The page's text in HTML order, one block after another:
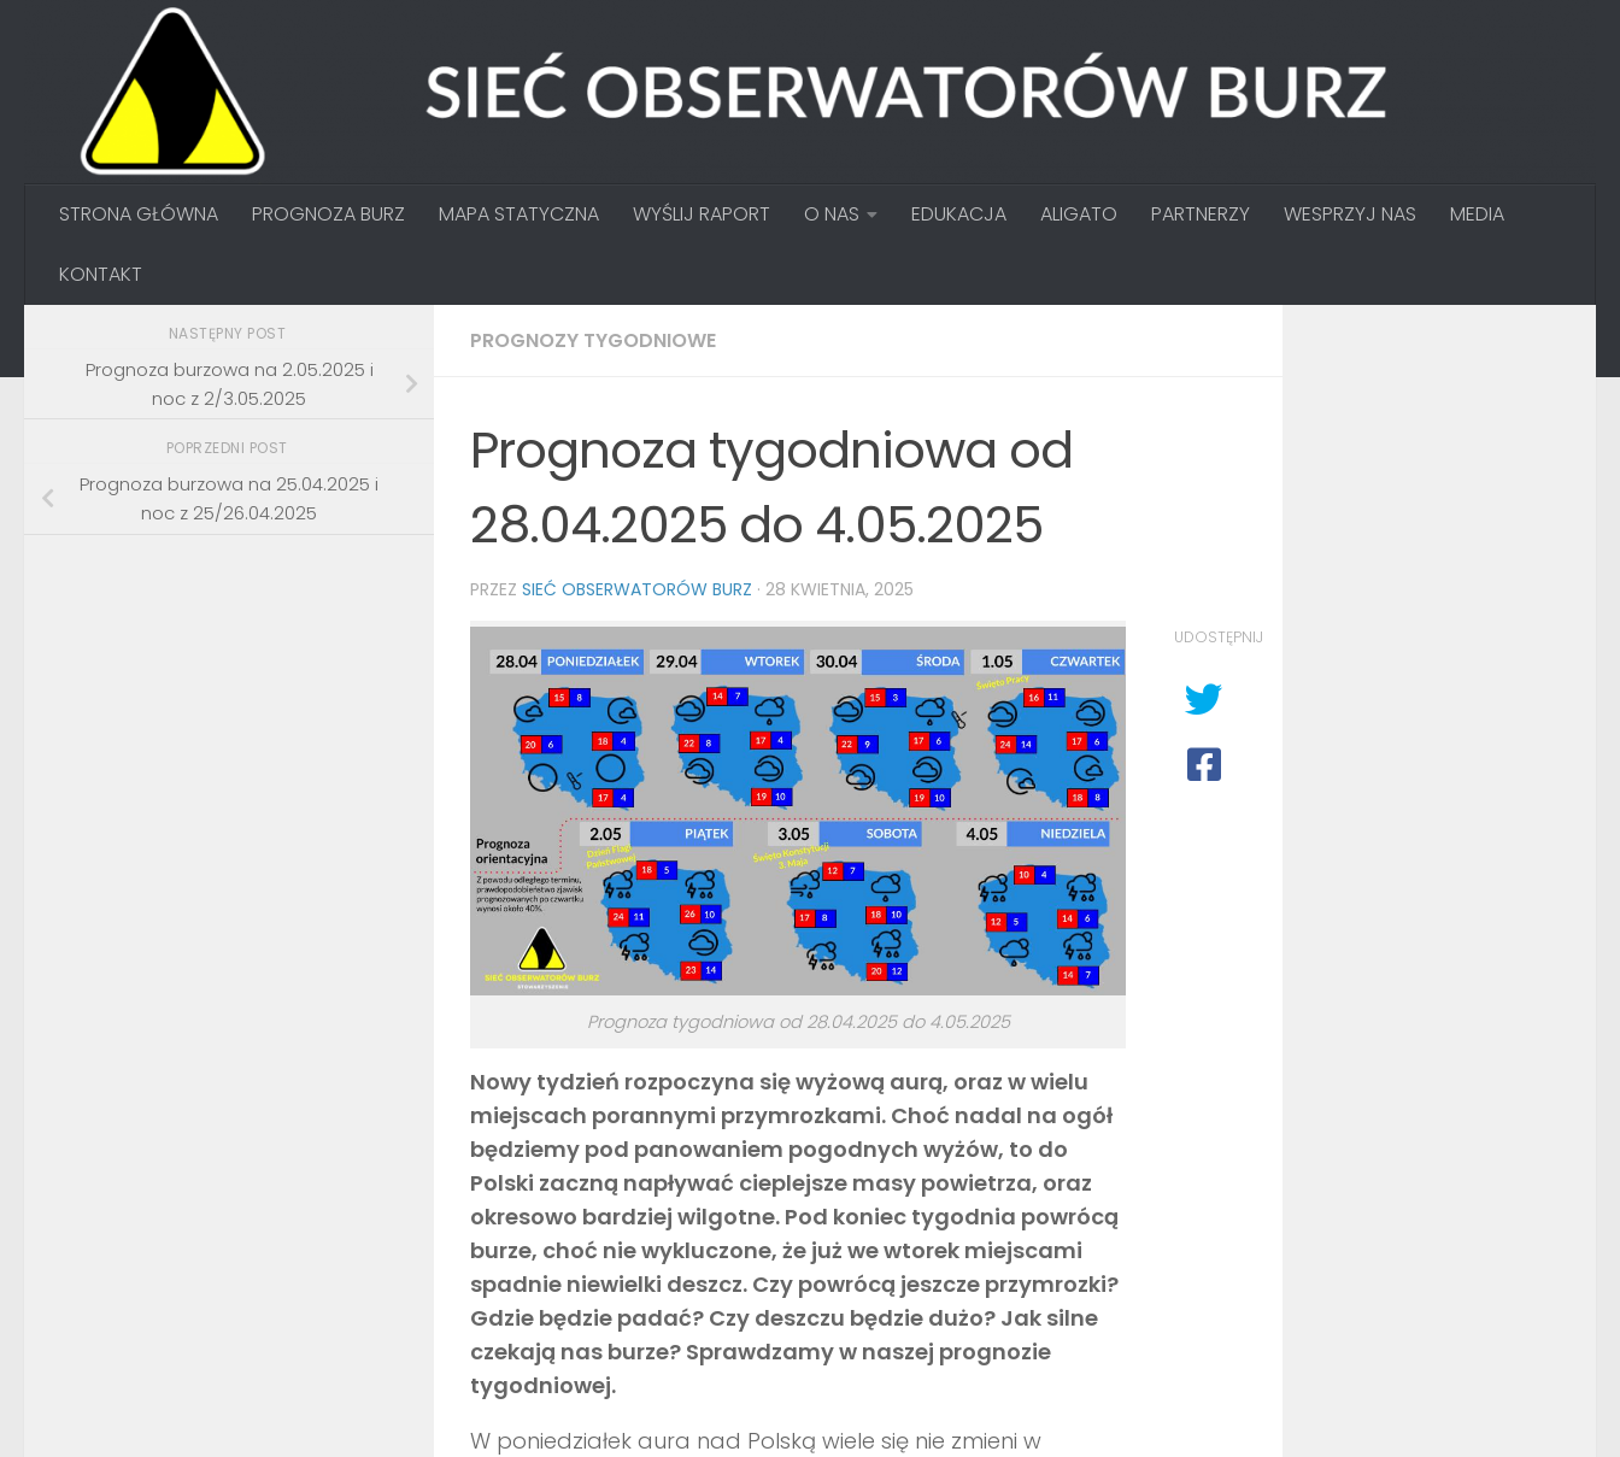
Przejdź do treści
STRONA GŁÓWNA PROGNOZA BURZ MAPA STATYCZNA WYŚLIJ RAPORT O NAS EDUKACJA ALIGATO PARTNERZY WESPRZYJ NAS MEDIA
KONTAKT
PROGNOZY TYGODNIOWE
Prognoza tygodniowa od
28.04.2025 do 4.05.2025
PRZEZ SIEĆ OBSERWATORÓW BURZ · 28 KWIETNIA, 2025
Prognoza tygodniowa od 28.04.2025 do 4.05.2025
Nowy tydzień rozpoczyna się wyżową aurą, oraz w wielu
miejscach porannymi przymrozkami. Choć nadal na ogół
będziemy pod panowaniem pogodnych wyżów, to do
Polski zaczną napływać cieplejsze masy powietrza, oraz
okresowo bardziej wilgotne. Pod koniec tygodnia powrócą
burze, choć nie wykluczone, że już we wtorek miejscami
spadnie niewielki deszcz. Czy powrócą jeszcze przymrozki?
Gdzie będzie padać? Czy deszczu będzie dużo? Jak silne
czekają nas burze? Sprawdzamy w naszej prognozie
tygodniowej.
W poniedziałek aura nad Polską wiele się nie zmieni w
UDOSTĘPNIJ
NASTĘPNY POST
Prognoza burzowa na 2.05.2025 i
noc z 2/3.05.2025
POPRZEDNI POST
Prognoza burzowa na 25.04.2025 i
noc z 25/26.04.2025